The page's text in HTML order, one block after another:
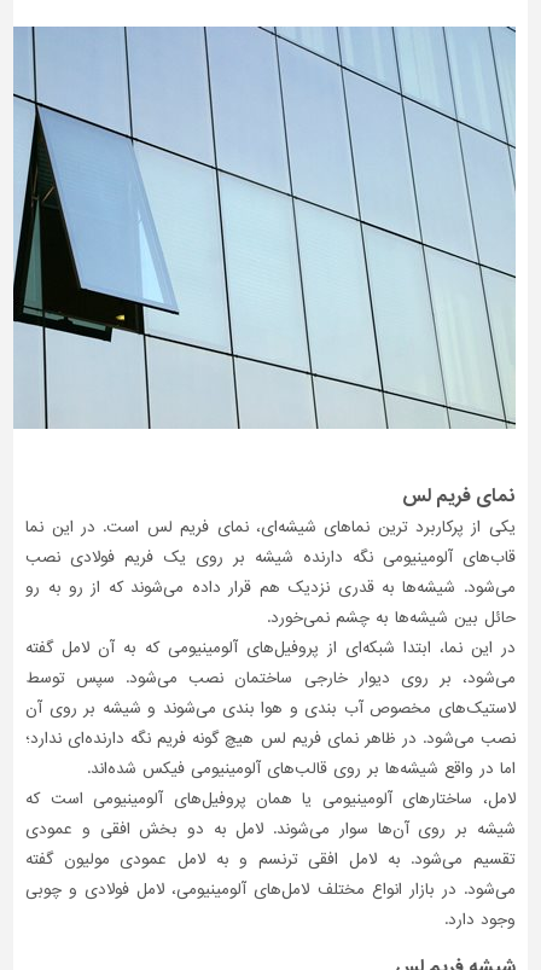
نمای فریم‌ لس
یکی از پرکاربرد ترین نماهای شیشه‌ای، نمای فریم‌ لس است. در این نما
قاب‌های آلومینیومی نگه ‌دارنده شیشه بر روی یک فریم فولادی نصب
می‌شود. شیشه‌ها به قدری نزدیک هم قرار داده می‌شوند که از رو به رو
حائل بین شیشه‌ها به چشم نمی‌خورد.
در این نما، ابتدا شبکه‌ای از پروفیل‌های آلومینیومی که به آن لامل گفته
می‌شود، بر روی دیوار خارجی ساختمان نصب می‌شود. سپس توسط
لاستیک‌های مخصوص آب ‌بندی و هوا بندی می‌شوند و شیشه بر روی آن
نصب می‌شود. در ظاهر نمای فریم‌ لس هیچ گونه فریم نگه ‌دارنده‌ای ندارد؛
اما در واقع شیشه‌ها بر روی قالب‌های آلومینیومی فیکس شده‌اند.
لامل، ساختارهای آلومینیومی یا همان پروفیل‌های آلومینیومی است که
شیشه بر روی آن‌ها سوار می‌شوند. لامل به دو بخش افقی و عمودی
تقسیم می‌شود. به لامل افقی ترنسم و به لامل عمودی مولیون گفته
می‌شود. در بازار انواع مختلف لامل‌های آلومینیومی، لامل فولادی و چوبی
وجود دارد.